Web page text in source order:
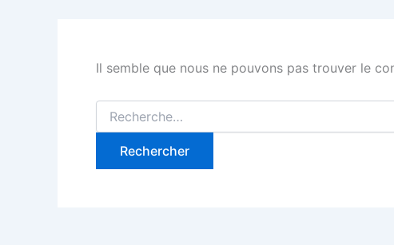
Il semble que nous ne pouvons pas trouver le
Rechercher :